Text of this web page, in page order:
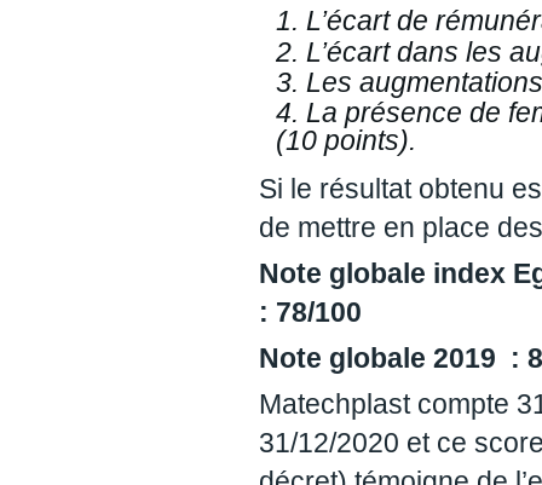
L’écart de
L’écart dans les
Les
La présence de
(10 points).
Si le résultat obtenu
de mettre en place
Note globale index
: 78/100
Note globale 2019 :
Matechplast compte
31/12/2020 et ce